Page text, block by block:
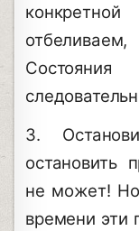
3.
остановить
не может! Но
времени эти